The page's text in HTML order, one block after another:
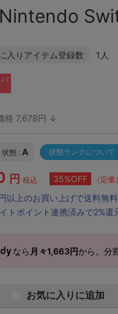
入りアイテム登録数 1人
格 7,678円 ↓
状態 : A 状態ランクについて
円 税込 35%OFF （定
以上のお買い上げで送料無料
トポイント連携済みで2%還
なら 月々1,663円から。分
お気に入りに追加